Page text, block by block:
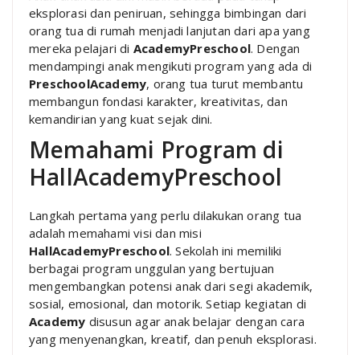
eksplorasi dan peniruan, sehingga bimbingan dari
orang tua di rumah menjadi lanjutan dari apa yang
mereka pelajari di AcademyPreschool. Dengan
mendampingi anak mengikuti program yang ada di
PreschoolAcademy, orang tua turut membantu
membangun fondasi karakter, kreativitas, dan
kemandirian yang kuat sejak dini.
Memahami Program di
HallAcademyPreschool
Langkah pertama yang perlu dilakukan orang tua
adalah memahami visi dan misi
HallAcademyPreschool. Sekolah ini memiliki
berbagai program unggulan yang bertujuan
mengembangkan potensi anak dari segi akademik,
sosial, emosional, dan motorik. Setiap kegiatan di
Academy disusun agar anak belajar dengan cara
yang menyenangkan, kreatif, dan penuh eksplorasi.